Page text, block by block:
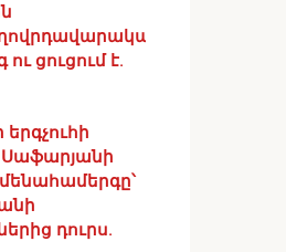
ցուցում է.
դուրս.